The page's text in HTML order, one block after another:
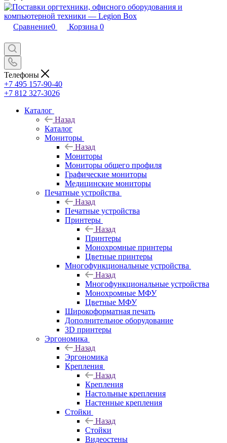
Сравнение0 Корзина 0
Телефоны
+7 495 157-90-40
+7 812 327-3026
Каталог
Назад
Каталог
Мониторы
Назад
Мониторы
Мониторы общего профиля
Графические мониторы
Медицинские мониторы
Печатные устройства
Назад
Печатные устройства
Принтеры
Назад
Принтеры
Моноxромныe принтеры
Цвeтныe принтеры
Многофункциональные устройства
Назад
Многофункциональные устройства
Монохромные МФУ
Цветные МФУ
Широкоформатная печать
Дополнительное оборудование
3D принтеры
Эргономика
Назад
Эргономика
Крепления
Назад
Крепления
Настольные крепления
Настенные крепления
Стойки
Назад
Стойки
Видеостены